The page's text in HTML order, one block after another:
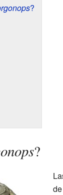
?
?